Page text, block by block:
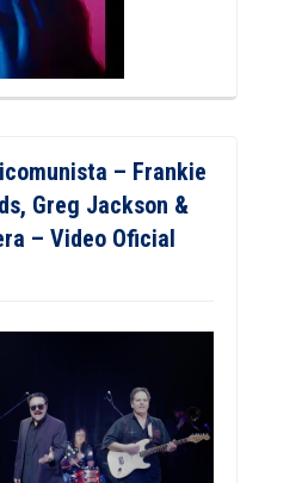
– Frankie
Greg Jackson &
– Video Oficial